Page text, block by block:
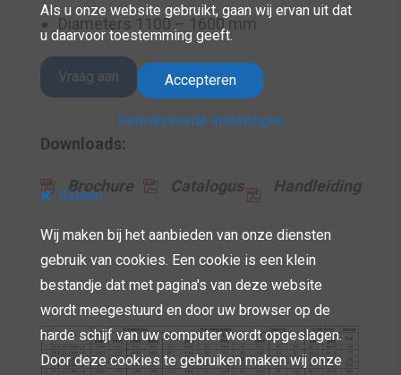
Diameters 1100 – 1600 mm
Vraag aan
Downloads:
Brochure Catalogus Handleiding
Als u onze website gebruikt, gaan wij ervan uit dat
u daarvoor toestemming geeft.
Accepteren
Geavanceerde instellingen
Sluiten
Wij maken bij het aanbieden van onze diensten
gebruik van cookies. Een cookie is een klein
bestandje dat met pagina's van deze website
wordt meegestuurd en door uw browser op de
harde schijf van uw computer wordt opgeslagen.
Door deze cookies te gebruiken maken wij onze